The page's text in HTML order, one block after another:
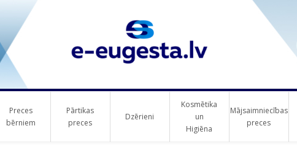
Preces
bērniem
Pārtikas
preces
Dzērieni
Kosmētika
un
Higiēna
Mājsaimniecības
preces